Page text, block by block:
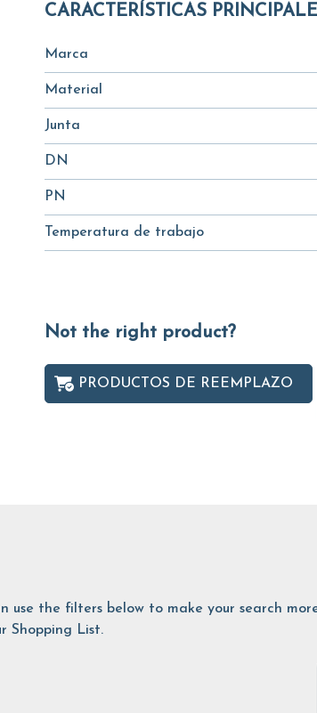
CARACTERÍSTICAS
Marca
Material
Junta
DN
PN
Temperatura de trabajo
Not the right product?
PRODUCTOS DE REEMPLAZO
the filters below to make your search
Shopping List.